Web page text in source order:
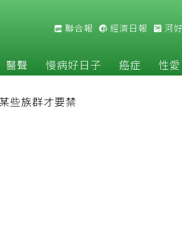
聯合報 經濟日報 河
醫聲 慢病好日子 癌症 性愛
些族群才要禁